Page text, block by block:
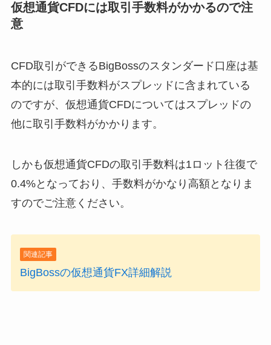
仮想通貨CFDには取引手数料がかかるので注
意
CFD取引ができるBigBossのスタンダード口座は基
本的には取引手数料がスプレッドに含まれている
のですが、 仮想通貨CFDについてはスプレッドの
他に取引手数料がかかります。
しかも仮想通貨CFDの取引手数料は1ロット往復で
0.4%となっており、手数料がかなり高額となりま
すのでご注意ください。
関連記事
BigBossの仮想通貨FX詳細解説